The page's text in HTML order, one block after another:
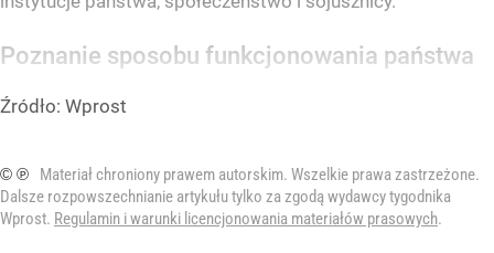
Poznanie sposobu funkcjonowania państwa
Źródło: Wprost
© ℗
Materiał chroniony prawem autorskim. Wszelkie prawa zastrzeżone.
Dalsze rozpowszechnianie artykułu tylko za zgodą wydawcy tygodnika
Wprost. Regulamin i warunki licencjonowania materiałów prasowych.